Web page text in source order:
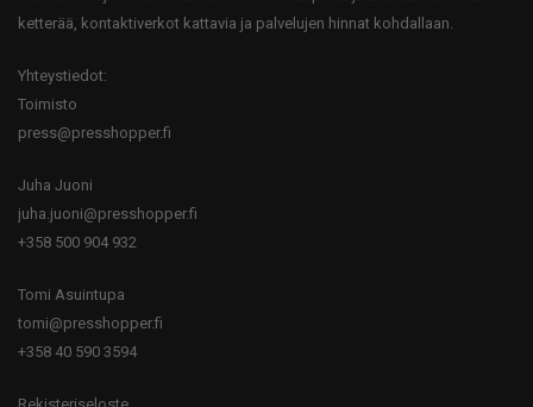
ketterää, kontaktiverkot kattavia ja palvelujen hinnat kohdallaan.
Yhteystiedot:
Toimisto
press@presshopper.fi
Juha Juoni
juha.juoni@presshopper.fi
+358 500 904 932
Tomi Asuintupa
tomi@presshopper.fi
+358 40 590 3594